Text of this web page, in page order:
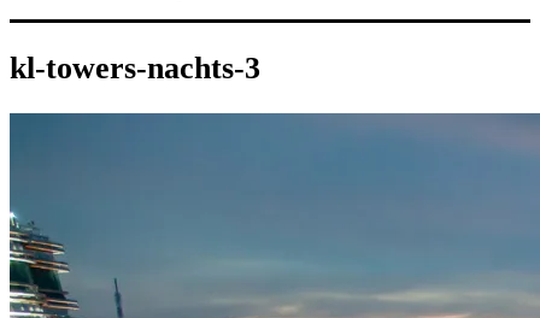
kl-towers-nachts-3